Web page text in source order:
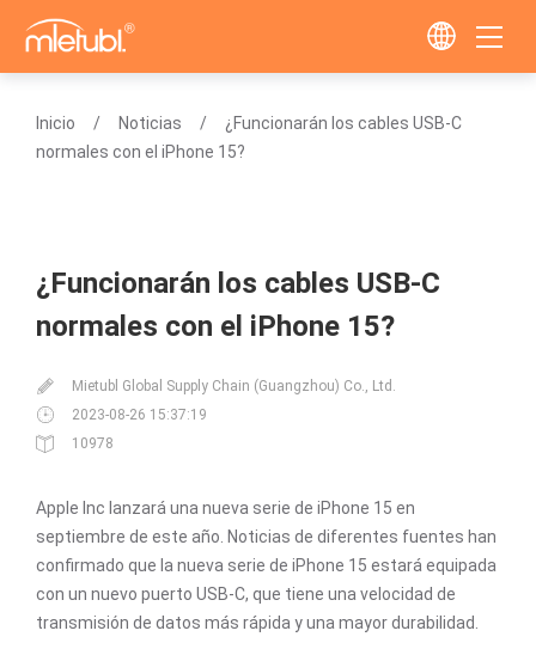
Inicio Noticias
¿Funcionarán los cables USB-C
normales con el iPhone 15?
¿Funcionarán los cables USB-C
normales con el iPhone 15?
Mietubl Global Supply Chain (Guangzhou) Co., Ltd.
2023-08-26 15:37:19
10978
Apple Inc lanzará una nueva serie de iPhone 15 en
septiembre de este año. Noticias de diferentes fuentes han
confirmado que la nueva serie de iPhone 15 estará equipada
con un nuevo puerto USB-C, que tiene una velocidad de
transmisión de datos más rápida y una mayor durabilidad.